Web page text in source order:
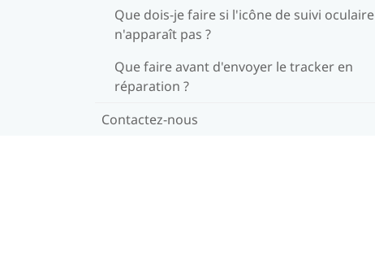
Que dois-je faire si l'icône de suivi oculaire
n'apparaît pas ?
Que faire avant d'envoyer le tracker en
réparation ?
Contactez-nous